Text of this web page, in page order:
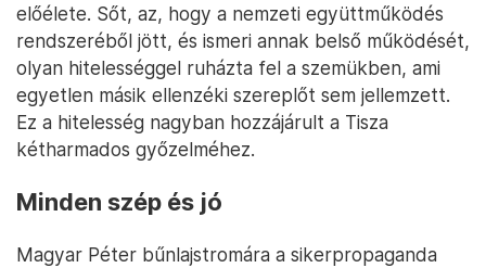
előélete. Sőt, az, hogy a nemzeti együttműködés
rendszeréből jött, és ismeri annak belső működését,
olyan hitelességgel ruházta fel a szemükben, ami
egyetlen másik ellenzéki szereplőt sem jellemzett.
Ez a hitelesség nagyban hozzájárult a Tisza
kétharmados győzelméhez.
Minden szép és jó
Magyar Péter bűnlajstromára a sikerpropaganda